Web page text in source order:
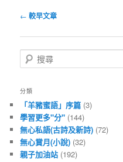
文
導
航
列
← 較早文章
搜
尋
分類
「羊豬蜜語」序篇 (3)
學習更多"分" (144)
無心私語(古詩及新詩) (72)
無心賞月(小說) (32)
親子加油站 (192)